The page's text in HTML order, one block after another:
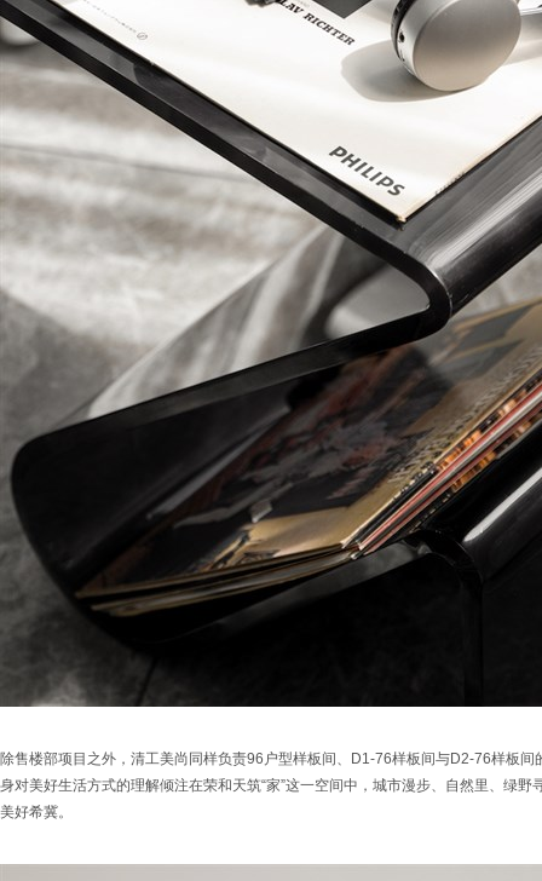
除售楼部项目之外，清工美尚同样负责96户型样板间、D1-76样板间与D2-76样板
身对美好生活方式的理解倾注在荣和天筑“家”这一空间中，城市漫步、自然里、绿
美好希冀。